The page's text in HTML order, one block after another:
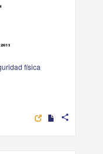
física
share